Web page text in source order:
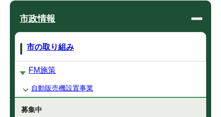
市政情報
市の取り組み
FM施策
自動販売機設置事業
募集中